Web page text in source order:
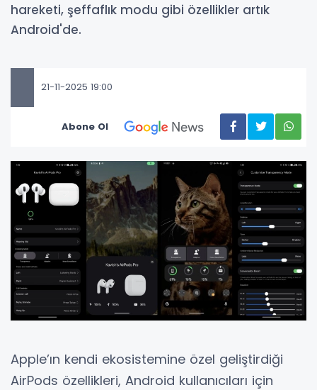
hareketi, şeffaflık modu gibi özellikler artık
Android'de.
21-11-2025 19:00
Abone Ol
Apple’ın kendi ekosistemine özel geliştirdiği
AirPods özellikleri, Android kullanıcıları için